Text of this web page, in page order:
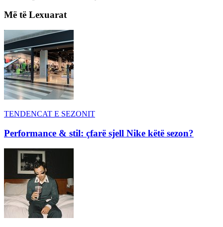
Më të Lexuarat
TENDENCAT E SEZONIT
Performance & stil: çfarë sjell Nike këtë sezon?